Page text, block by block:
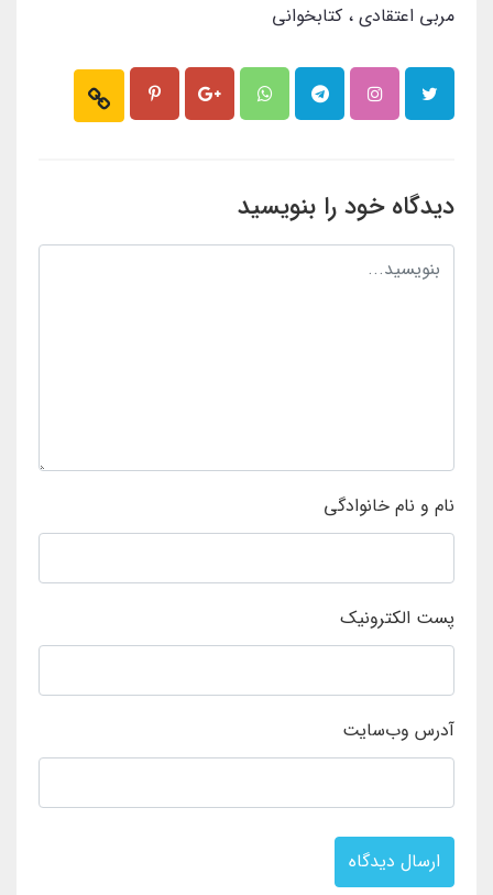
مربی اعتقادی کتابخوانی
دیدگاه خود را بنویسید
نام و نام خانوادگی
پست الکترونیک
آدرس وب‌سایت
ارسال دیدگاه